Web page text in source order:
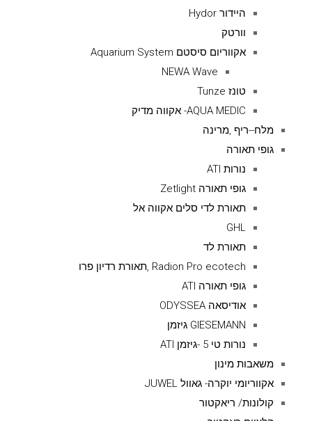
היידור Hydor
וורטק
אקווריום סיסטם Aquarium System
NEWA Wave
טונז Tunze
AQUA MEDIC- אקווה מדיק
מלח--ריף ,מרינה
גופי תאורה
נורות ATI
גופי תאורה Zetlight
תאורת לדי סלים אקווה אל
GHL
תאורת לד
Radion Pro ecotech ,תאורת רדיון פרו
גופי תאורה ATI
אודיסאה ODYSSEA
GIESEMANN גיזמן
נורות טי 5 -גיזמן ATI
משאבות מינון
אקווריומי יוקרה- גאוול JUWEL
קולונות/ ריאקטור